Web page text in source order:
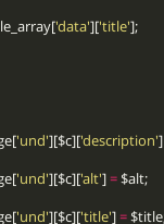
'data']['title' ];
'und'][$c]['description']
'und'][$c]['alt'] =
$alt;
'und'][$c]['title'] =